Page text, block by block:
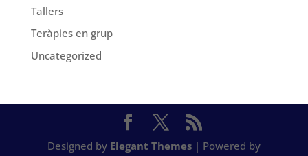
Tallers
Teràpies en grup
Uncategorized
Designed by Elegant Themes| Powered by